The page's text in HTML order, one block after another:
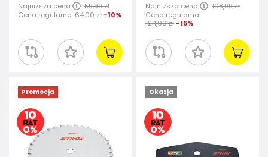
Najniższa cena:
59,99 zł
Cena regularna:64,00 zł -10%
Najniższa cena:
108,99 zł
Cena regularna:
124,00 zł -15%
Promocja Okazja